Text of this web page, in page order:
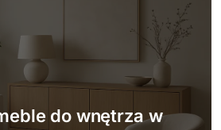
do wnętrza w